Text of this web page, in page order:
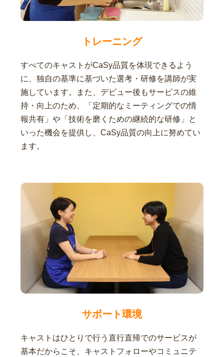
トレーニング
すべてのキャストがCaSy品質を体現できるよう
に、独自の基準に基づいた選考・研修を講師が実
施しています。また、デビュー後もサービスの維
持・向上のため、「定期的なミーティングでの情
報共有」や「技術を磨くための継続的な研修」と
いった機会を提供し、CaSy品質の向上に努めてい
ます。
サポート環境
キャストはひとりで行う直行直帰でのサービスが
基本だからこそ、キャストフォローやコミュニテ